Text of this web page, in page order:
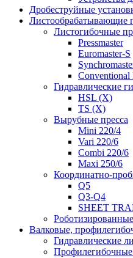
Дробеструйные
Листообрабатывающие
Листогибочные
Pressmaster
Euromaster-S
Conventional
Гидравлические
HSL (X)
TS (X)
Вырубные пресса
Mini 220/4
Vari 220/6
Combi 220/6
Maxi 250/6
Координатно-
Q5
Q3-Q4
SHEET
Валковые,
Гидравлические
Профилегибочные